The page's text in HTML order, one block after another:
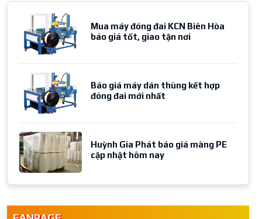
Mua máy đóng đai KCN Biên Hòa
báo giá tốt, giao tận nơi
Báo giá máy dán thùng kết hợp
đóng đai mới nhất
Huỳnh Gia Phát báo giá màng PE
cập nhật hôm nay